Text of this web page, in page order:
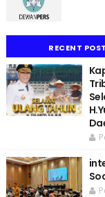
RECENT